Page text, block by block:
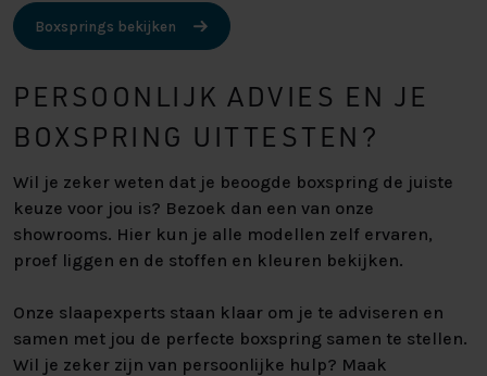
Boxsprings bekijken
PERSOONLIJK ADVIES EN JE
BOXSPRING UITTESTEN?
Wil je zeker weten dat je beoogde boxspring de juiste
keuze voor jou is? Bezoek dan een van onze
showrooms. Hier kun je alle modellen zelf ervaren,
proef liggen en de stoffen en kleuren bekijken.
Onze slaapexperts staan klaar om je te adviseren en
samen met jou de perfecte boxspring samen te stellen.
Wil je zeker zijn van persoonlijke hulp? Maak